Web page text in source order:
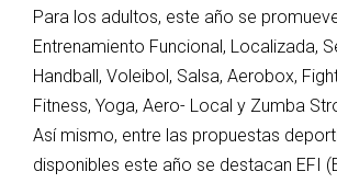
Para los adultos, este año se
Entrenamiento Funcional, Localizada,
Handball, Voleibol, Salsa, Aerobox,
Fitness, Yoga, Aero- Local y Zumba
Así mismo, entre las propuestas
disponibles este año se destacan EFI